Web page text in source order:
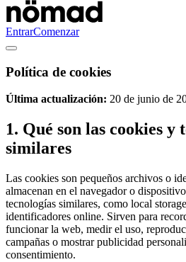
EntrarComenzar
Política de cookies
Última actualización: 20 de junio de
1. Qué son las cookies y
similares
Las cookies son pequeños archivos o
almacenan en el navegador o
tecnologías similares, como local
identificadores online. Sirven para
funcionar la web, medir el uso,
campañas o mostrar publicidad
consentimiento.